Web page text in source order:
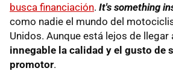
busca financiación. It's something
como nadie el mundo del
Unidos. Aunque está lejos de llegar
innegable la calidad y el gusto de
promotor.